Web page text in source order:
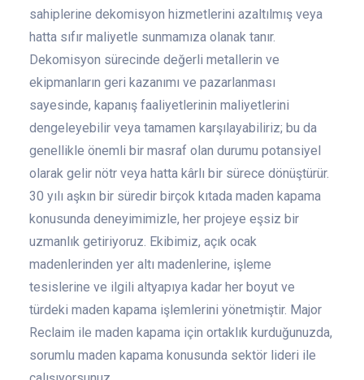
sahiplerine dekomisyon hizmetlerini azaltılmış veya
hatta sıfır maliyetle sunmamıza olanak tanır.
Dekomisyon sürecinde değerli metallerin ve
ekipmanların geri kazanımı ve pazarlanması
sayesinde, kapanış faaliyetlerinin maliyetlerini
dengeleyebilir veya tamamen karşılayabiliriz; bu da
genellikle önemli bir masraf olan durumu potansiyel
olarak gelir nötr veya hatta kârlı bir sürece dönüştürür.
30 yılı aşkın bir süredir birçok kıtada maden kapama
konusunda deneyimimizle, her projeye eşsiz bir
uzmanlık getiriyoruz. Ekibimiz, açık ocak
madenlerinden yer altı madenlerine, işleme
tesislerine ve ilgili altyapıya kadar her boyut ve
türdeki maden kapama işlemlerini yönetmiştir. Major
Reclaim ile maden kapama için ortaklık kurduğunuzda,
sorumlu maden kapama konusunda sektör lideri ile